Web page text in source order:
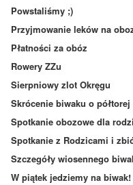
Powstaliśmy ;)
Przyjmowanie leków na
Płatności za obóz
Rowery ZZu
Sierpniowy zlot Okręgu
Skrócenie biwaku o
Spotkanie obozowe dla
Spotkanie z Rodzicami i
Szczegóły wiosennego
W piątek jedziemy na biwak!